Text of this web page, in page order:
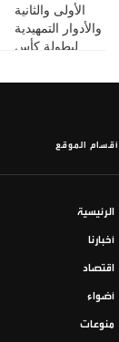
أقسام الموقع
الرئيسية
أخبارنا
اقتصاد
أضواء
منوعات